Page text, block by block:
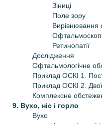
Зіниці
Поле зору
Вирівнювання
Ретинопатії
Дослідження
Офтальмологічне
Приклад ОСКІ 1.
Приклад ОСКІ 2.
Комплексне
9. Вухо, ніс і горло
Вухо